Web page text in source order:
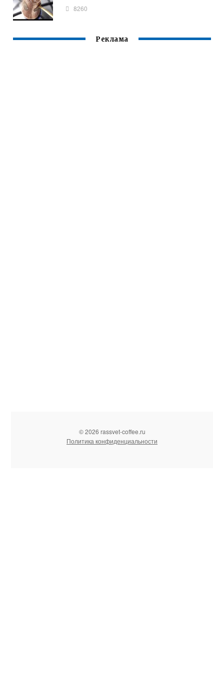
8260
Реклама
© 2026 rassvet-coffee.ru
Политика конфиденциальности